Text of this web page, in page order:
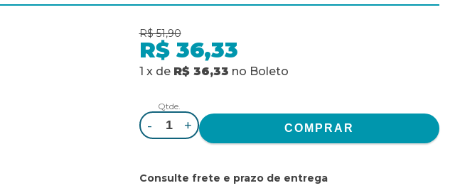
R$ 51,90
R$ 36,33
1 x de R$ 36,33 no Boleto
Qtde.
- +
Consulte frete e prazo de entrega